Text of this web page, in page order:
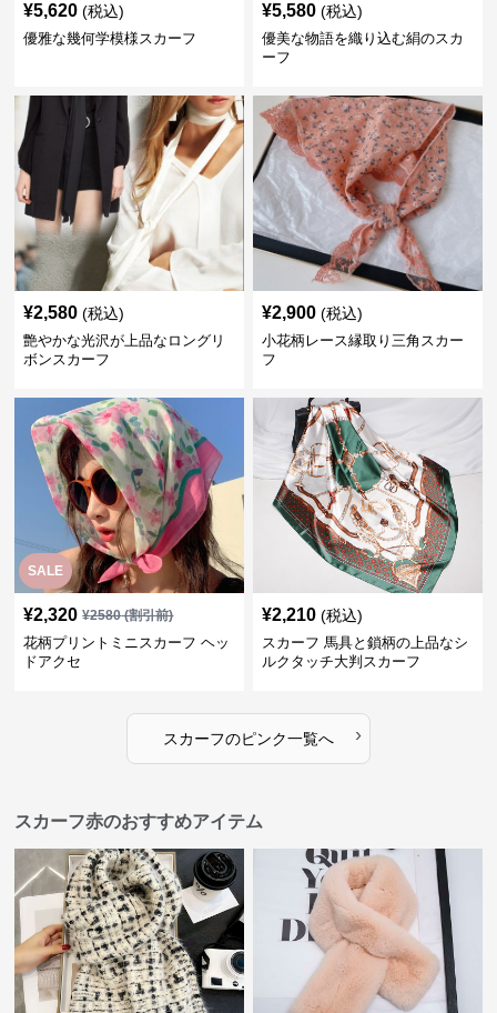
¥5,620 (税込)
優雅な幾何学模様スカーフ
¥5,580 (税込)
優美な物語を織り込む絹のスカ
ーフ
¥2,580 (税込)
艶やかな光沢が上品なロングリ
ボンスカーフ
¥2,900 (税込)
小花柄レース縁取り三角スカー
フ
SALE
¥2,320 ¥2580(割引前)
花柄プリントミニスカーフ ヘッ
ドアクセ
¥2,210 (税込)
スカーフ 馬具と鎖柄の上品なシ
ルクタッチ大判スカーフ
スカーフのピンク一覧へ ›
スカーフ赤のおすすめアイテム